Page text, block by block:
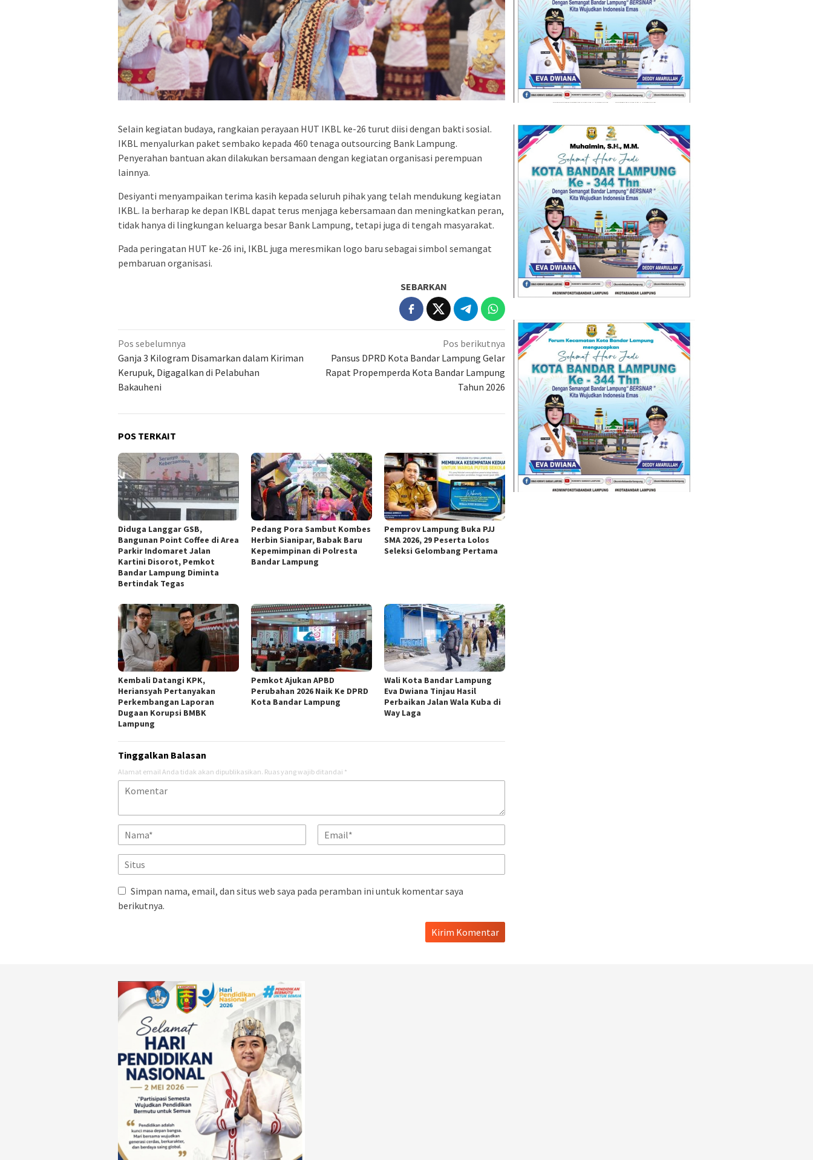
Selain kegiatan budaya, rangkaian perayaan HUT IKBL ke-26 turut diisi dengan bakti sosial.
IKBL menyalurkan paket sembako kepada 460 tenaga outsourcing Bank Lampung.
Penyerahan bantuan akan dilakukan bersamaan dengan kegiatan organisasi perempuan
lainnya.
Desiyanti menyampaikan terima kasih kepada seluruh pihak yang telah mendukung kegiatan
IKBL. Ia berharap ke depan IKBL dapat terus menjaga kebersamaan dan meningkatkan peran,
tidak hanya di lingkungan keluarga besar Bank Lampung, tetapi juga di tengah masyarakat.
Pada peringatan HUT ke-26 ini, IKBL juga meresmikan logo baru sebagai simbol semangat
pembaruan organisasi.
SEBARKAN
Navigasi
pos
Pos sebelumnya
Ganja 3 Kilogram Disamarkan dalam Kiriman
Kerupuk, Digagalkan di Pelabuhan
Bakauheni
Pos berikutnya
Pansus DPRD Kota Bandar Lampung Gelar
Rapat Propemperda Kota Bandar Lampung
Tahun 2026
POS TERKAIT
Diduga Langgar GSB,
Bangunan Point Coffee di Area
Parkir Indomaret Jalan
Kartini Disorot, Pemkot
Bandar Lampung Diminta
Bertindak Tegas
Pedang Pora Sambut Kombes
Herbin Sianipar, Babak Baru
Kepemimpinan di Polresta
Bandar Lampung
Pemprov Lampung Buka PJJ
SMA 2026, 29 Peserta Lolos
Seleksi Gelombang Pertama
Kembali Datangi KPK,
Heriansyah Pertanyakan
Perkembangan Laporan
Dugaan Korupsi BMBK
Lampung
Pemkot Ajukan APBD
Perubahan 2026 Naik Ke DPRD
Kota Bandar Lampung
Wali Kota Bandar Lampung
Eva Dwiana Tinjau Hasil
Perbaikan Jalan Wala Kuba di
Way Laga
Tinggalkan Balasan
Alamat email Anda tidak akan dipublikasikan. Ruas yang wajib ditandai *
Simpan nama, email, dan situs web saya pada peramban ini untuk komentar saya
berikutnya.